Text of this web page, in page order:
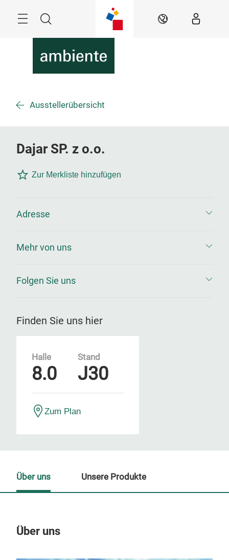
Suche DE
Ausstellerübersicht
Dajar SP. z o.o.
Zur Merkliste hinzufügen
Adresse
Mehr von uns
Folgen Sie uns
Finden Sie uns hier
Halle
8.0
Stand
J30
Zum Plan
Über uns
Über uns Unsere Produkte